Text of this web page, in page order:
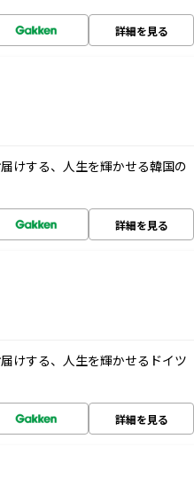
詳細を見る
けする、人生を輝かせる韓国の
詳細を見る
けする、人生を輝かせるドイツ
詳細を見る